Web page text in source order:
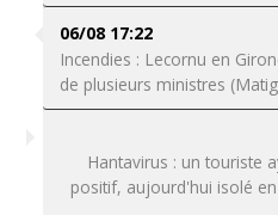
06/08 17:22
Incendies : Lecornu en
de plusieurs ministres
Hantavirus : un touriste
positif, aujourd'hui isolé